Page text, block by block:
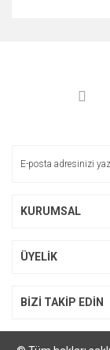
kullanarak
Görüş ve
Ürün
KURUMSAL
ÜYELİK
BİZİ TAKİP EDİN